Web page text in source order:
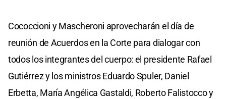
Cococcioni y Mascheroni aprovecharán el día de
reunión de Acuerdos en la Corte para dialogar con
todos los integrantes del cuerpo: el presidente Rafael
Gutiérrez y los ministros Eduardo Spuler, Daniel
Erbetta, María Angélica Gastaldi, Roberto Falistocco y